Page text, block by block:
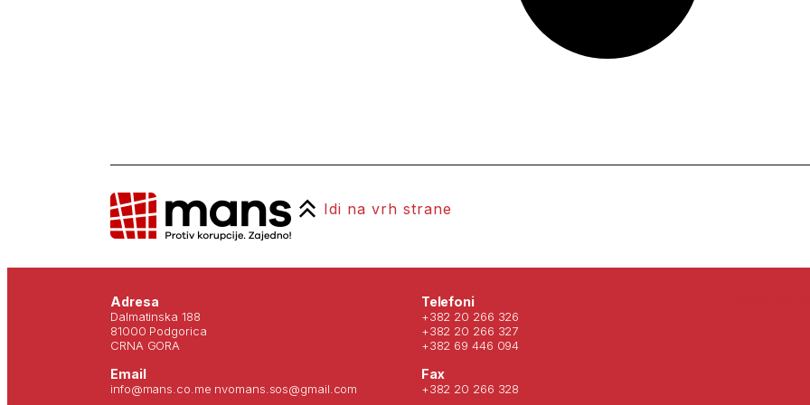
Idi na vrh strane
Adresa
Dalmatinska 188
81000 Podgorica
CRNA GORA
Email
info@mans.co.me nvomans.sos@gmail.com
Telefoni
+382 20 266 326
+382 20 266 327
+382 69 446 094
Fax
+382 20 266 328